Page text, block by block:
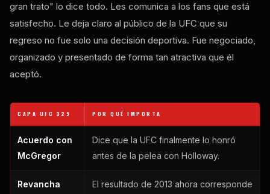
gran trato" lo dice todo. Les comunica a los fans que está
satisfecho. Le deja claro al público de la UFC que su
regreso no fue solo una decisión deportiva. Fue negociado,
organizado y presentado de forma tan atractiva que él
aceptó.
CAPA UFC 329 POR QUÉ IMPORTA
Acuerdo con
McGregor
Dice que la UFC finalmente lo honró
antes de la pelea con Holloway.
Revancha
El resultado de 2013 ahora corresponde